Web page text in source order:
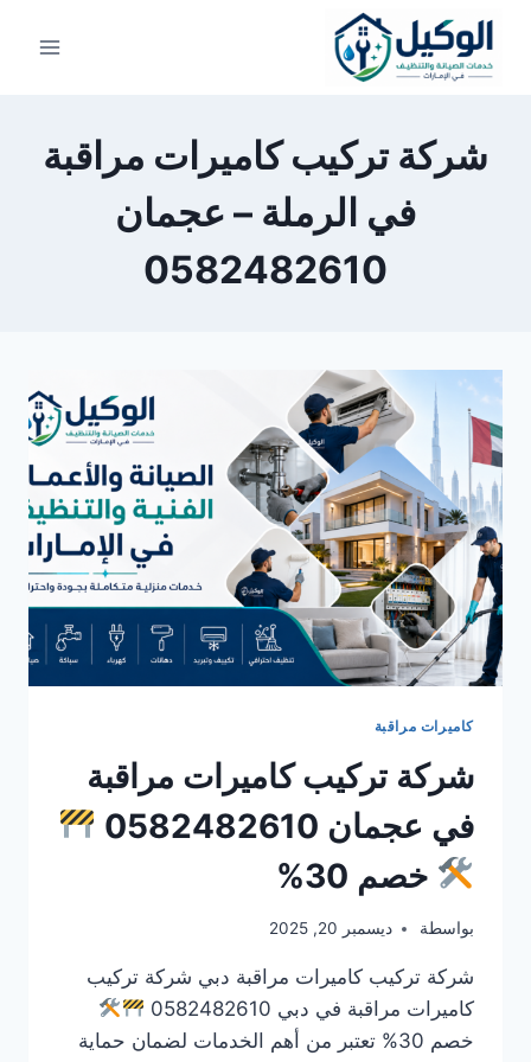
التجاوز
المحتوى
شركة تركيب كاميرات مراقبة
في الرملة – عجمان
0582482610
كاميرات مراقبة
شركة تركيب كاميرات مراقبة
في عجمان 0582482610
خصم 30%
بواسطة ديسمبر 20, 2025
شركة تركيب كاميرات مراقبة دبي شركة تركيب
كاميرات مراقبة في دبي 0582482610
خصم 30% تعتبر من أهم الخدمات لضمان حماية